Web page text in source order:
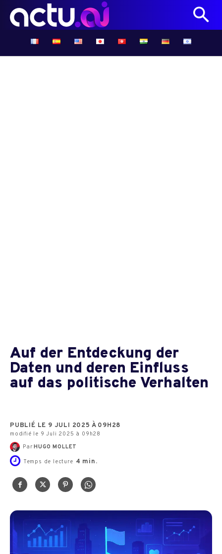
Auf der Entdeckung der
Daten und deren Einfluss
auf das politische Verhalten
PUBLIÉ LE 9 JULI 2025 À 09H28
modifié le 9 Juli 2025 à 09h28
Par HUGO MOLLET
Temps de lecture 4 min.